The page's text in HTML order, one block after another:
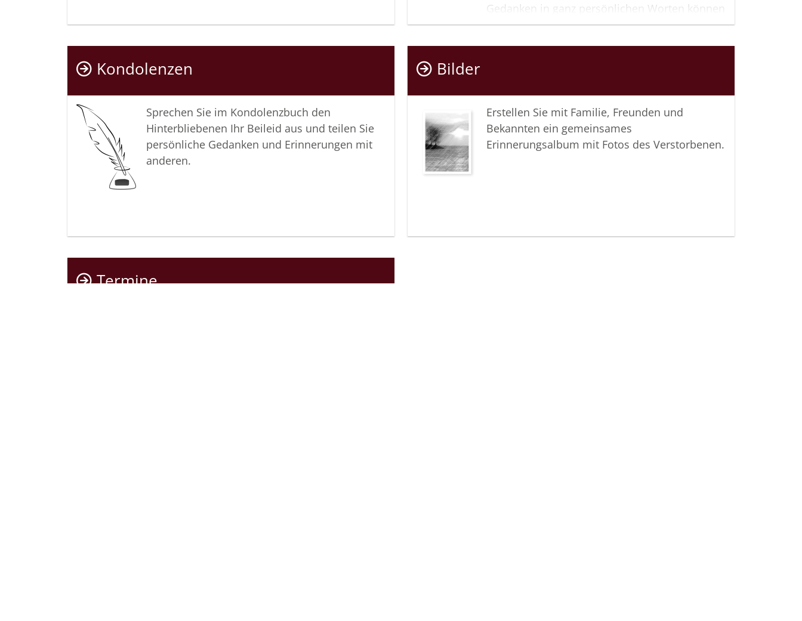
Gedanken in ganz persönlichen Worten können
Verwandte, Freunde oder Bekannte an Ihre
Kondolenzen
Sprechen Sie im Kondolenzbuch den
Hinterbliebenen Ihr Beileid aus und teilen Sie
persönliche Gedanken und Erinnerungen mit
anderen.
Bilder
Erstellen Sie mit Familie, Freunden und
Bekannten ein gemeinsames
Erinnerungsalbum mit Fotos des Verstorbenen.
Termine